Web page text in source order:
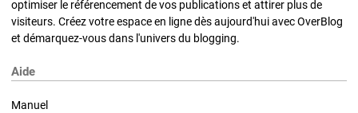
optimiser le référencement de vos publications et attirer plus de
visiteurs. Créez votre espace en ligne dès aujourd'hui avec OverBlog
et démarquez-vous dans l'univers du blogging.
Aide
Manuel